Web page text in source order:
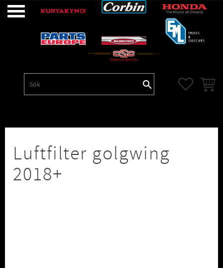
Luftfilter golgwing
2018+